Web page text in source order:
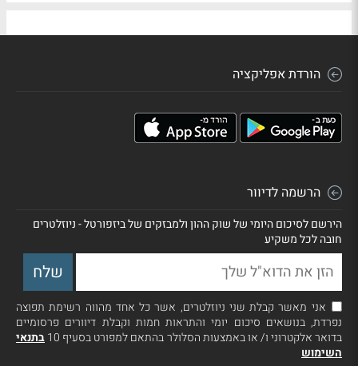
הורדת אפליקציה
הרשמה לדיוור
הירשם לסיכום היומי של שוק ההון ולמבזקים של ביזפורטל - ניוזלטרים
חובה לכל משקיע
אני מאשר קבלת שני ניוזלטרים, אשר כל אחד מהווה רשימת תפוצה
נפרדת, בנושאים סיכום יומי והתראות חמות וקבלת דיוורים פרסומיים
בדואר אלקטרוני ו/ או באמצעות הסלולר בהתאם למפורט בסעיף 10
בתנאי
השימוש